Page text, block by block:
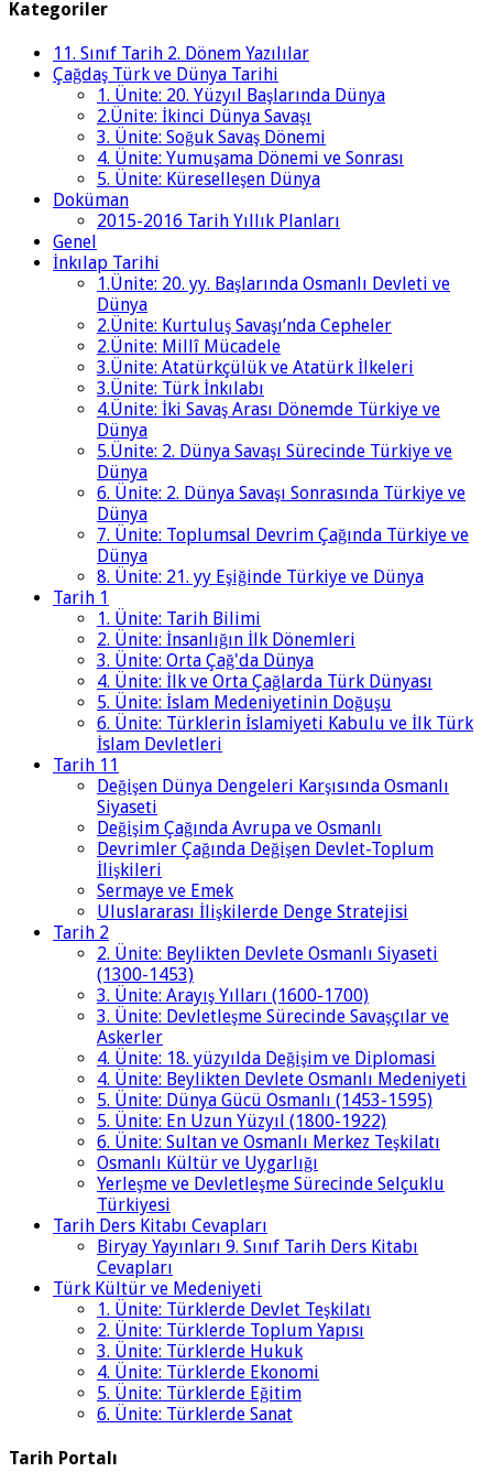
Kategoriler
11. Sınıf Tarih 2. Dönem Yazılılar
Çağdaş Türk ve Dünya Tarihi
1. Ünite: 20. Yüzyıl Başlarında Dünya
2.Ünite: İkinci Dünya Savaşı
3. Ünite: Soğuk Savaş Dönemi
4. Ünite: Yumuşama Dönemi ve Sonrası
5. Ünite: Küreselleşen Dünya
Doküman
2015-2016 Tarih Yıllık Planları
Genel
İnkılap Tarihi
1.Ünite: 20. yy. Başlarında Osmanlı Devleti ve
Dünya
2.Ünite: Kurtuluş Savaşı’nda Cepheler
2.Ünite: Millî Mücadele
3.Ünite: Atatürkçülük ve Atatürk İlkeleri
3.Ünite: Türk İnkılabı
4.Ünite: İki Savaş Arası Dönemde Türkiye ve
Dünya
5.Ünite: 2. Dünya Savaşı Sürecinde Türkiye ve
Dünya
6. Ünite: 2. Dünya Savaşı Sonrasında Türkiye ve
Dünya
7. Ünite: Toplumsal Devrim Çağında Türkiye ve
Dünya
8. Ünite: 21. yy Eşiğinde Türkiye ve Dünya
Tarih 1
1. Ünite: Tarih Bilimi
2. Ünite: İnsanlığın İlk Dönemleri
3. Ünite: Orta Çağ'da Dünya
4. Ünite: İlk ve Orta Çağlarda Türk Dünyası
5. Ünite: İslam Medeniyetinin Doğuşu
6. Ünite: Türklerin İslamiyeti Kabulu ve İlk Türk
İslam Devletleri
Tarih 11
Değişen Dünya Dengeleri Karşısında Osmanlı
Siyaseti
Değişim Çağında Avrupa ve Osmanlı
Devrimler Çağında Değişen Devlet-Toplum
İlişkileri
Sermaye ve Emek
Uluslararası İlişkilerde Denge Stratejisi
Tarih 2
2. Ünite: Beylikten Devlete Osmanlı Siyaseti
(1300-1453)
3. Ünite: Arayış Yılları (1600-1700)
3. Ünite: Devletleşme Sürecinde Savaşçılar ve
Askerler
4. Ünite: 18. yüzyılda Değişim ve Diplomasi
4. Ünite: Beylikten Devlete Osmanlı Medeniyeti
5. Ünite: Dünya Gücü Osmanlı (1453-1595)
5. Ünite: En Uzun Yüzyıl (1800-1922)
6. Ünite: Sultan ve Osmanlı Merkez Teşkilatı
Osmanlı Kültür ve Uygarlığı
Yerleşme ve Devletleşme Sürecinde Selçuklu
Türkiyesi
Tarih Ders Kitabı Cevapları
Biryay Yayınları 9. Sınıf Tarih Ders Kitabı
Cevapları
Türk Kültür ve Medeniyeti
1. Ünite: Türklerde Devlet Teşkilatı
2. Ünite: Türklerde Toplum Yapısı
3. Ünite: Türklerde Hukuk
4. Ünite: Türklerde Ekonomi
5. Ünite: Türklerde Eğitim
6. Ünite: Türklerde Sanat
Tarih Portalı